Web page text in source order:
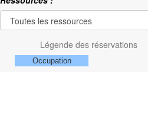
Légende des réservations
Occupation